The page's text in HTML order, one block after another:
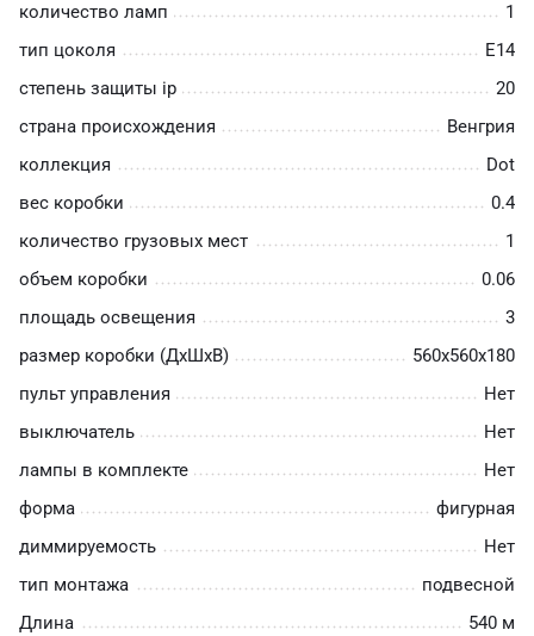
количество ламп
1
тип цоколя
E14
степень защиты ip
20
страна происхождения
Венгрия
коллекция
Dot
вес коробки
0.4
количество грузовых мест
1
объем коробки
0.06
площадь освещения
3
размер коробки (ДхШхВ)
560х560х180
пульт управления
Нет
выключатель
Нет
лампы в комплекте
Нет
форма
фигурная
диммируемость
Нет
тип монтажа
подвесной
Длина
540 м